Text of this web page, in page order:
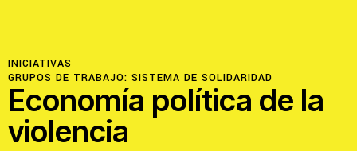
INICIATIVAS
GRUPOS DE TRABAJO: SISTEMA DE SOLIDARIDAD
Economía política de la
violencia